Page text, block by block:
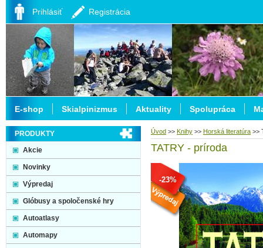
Úvod >> Knihy >> Horská literatúra >>
TATRY - príroda
-23%
PRODUKTY
Akcie
Novinky
Výpredaj
Glóbusy a spoločenské hry
Autoatlasy
Automapy
E-shop Skialpinizmus Aktuality Spolupráca
Prihlásiť Registrácia